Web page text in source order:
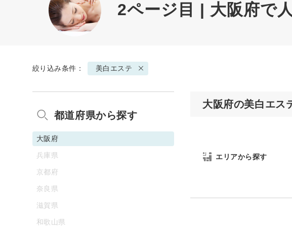
2ページ目 | 大阪府で
絞り込み条件： 美白エステ
大阪府の美白エス
エリアから探す
都道府県から探す
大阪府
兵庫県
京都府
奈良県
滋賀県
和歌山県